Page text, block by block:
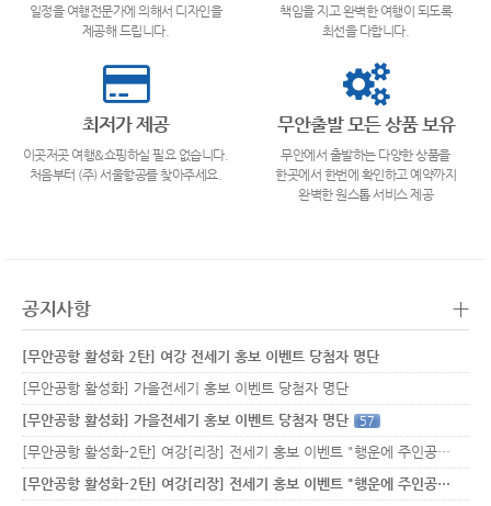
일정을 여행전문가에 의해서 디자인을
제공해 드립니다.
책임을 지고 완벽한 여행이 되도록
최선을 다합니다.
최저가 제공
이곳저곳 여행&쇼핑하실 필요 없습니다.
처음부터 (주) 서울항공를 찾아주세요.
무안출발 모든 상품 보유
무안에서 출발하는 다양한 상품을
한곳에서 한번에 확인하고 예약까지
완벽한 원스톱 서비스 제공
공지사항 +
[무안공항 활성화 2탄] 여강 전세기 홍보 이벤트 당첨자 명단
[무안공항 활성화] 가을전세기 홍보 이벤트 당첨자 명단
[무안공항 활성화] 가을전세기 홍보 이벤트 당첨자 명단
57
[무안공항 활성화-2탄] 여강[리장] 전세기 홍보 이벤트 "행운에 주인공…
[무안공항 활성화-2탄] 여강[리장] 전세기 홍보 이벤트 "행운에 주인공…